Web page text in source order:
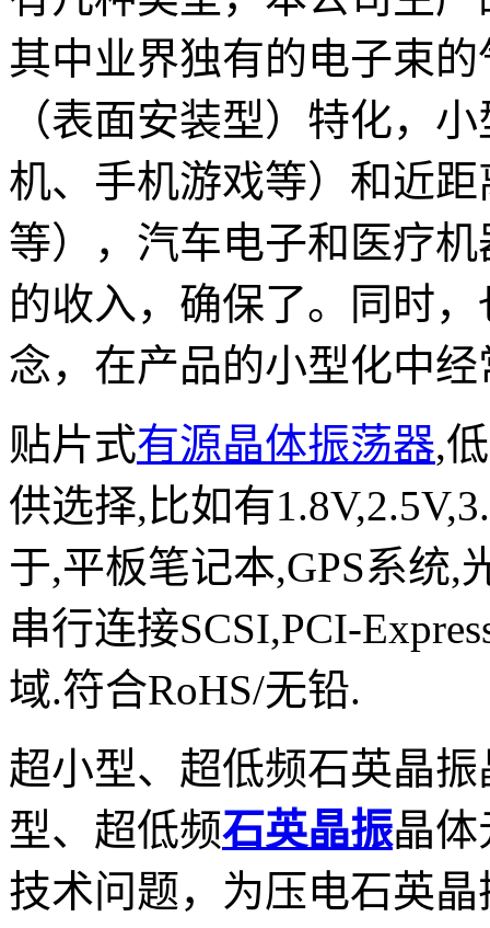
其中业界独有的电子束
（表面安装型）特化，
机、手机游戏等）和近
等），汽车电子和医疗
的收入，确保了。同时
念，在产品的小型化中
贴片式有源晶体振荡器,
供选择,比如有
于,平板笔记本,GPS系统,
串行连接SCSI,PCI-
域.符合RoHS/无铅.
超小型、超低频石英晶
型、超低频石英晶振晶
技术问题，为压电石英